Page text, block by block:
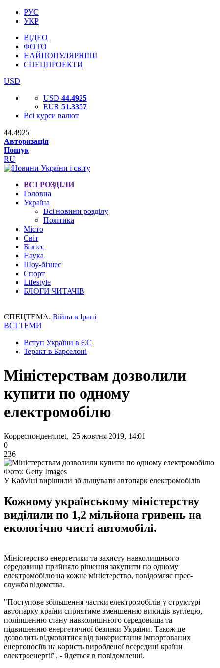
РУС
УКР
ВІДЕО
ФОТО
НАЙПОПУЛЯРНІШІ
СПЕЦПРОЕКТИ
USD
USD 44.4925
EUR 51.3357
Всі курси валют
44.4925
Авторизація
Пошук
RU
ВСІ РОЗДІЛИ
Головна
Україна
Всі новини розділу
Політика
Місто
Світ
Бізнес
Наука
Шоу-бізнес
Спорт
Lifestyle
БЛОГИ ЧИТАЧІВ
СПЕЦТЕМА: Війна в Ірані
ВСІ ТЕМИ
Вступ України в ЄС
Теракт в Барселоні
Міністерствам дозволили
купити по одному
електромобілю
Корреспондент.net, 25 жовтня 2019, 14:01
0
236
Фото: Getty Images
У Кабміні вирішили збільшувати автопарк електромобілів
Кожному українському міністерству
виділили по 1,2 мільйона гривень на
екологічно чисті автомобілі.
Міністерство енергетики та захисту навколишнього
середовища прийняло рішення закупити по одному
електромобілю на кожне міністерство, повідомляє прес-
служба відомства.
"Поступове збільшення частки електромобілів у структурі
автопарку країни сприятиме зменшенню викидів вуглецю,
поліпшенню стану навколишнього середовища та
підвищенню енергетичної безпеки України. Також це
дозволить відмовитися від використання імпортованих
енергоносіїв на користь виробленої всередині країни
електроенергії", - йдеться в повідомленні.